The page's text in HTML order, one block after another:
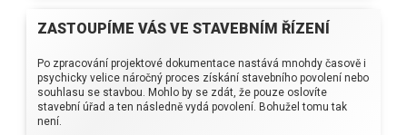
ZASTOUPÍME VÁS VE STAVEBNÍM ŘÍZENÍ
Po zpracování projektové dokumentace nastává mnohdy časově i
psychicky velice náročný proces získání stavebního povolení nebo
souhlasu se stavbou. Mohlo by se zdát, že pouze oslovíte
stavební úřad a ten následně vydá povolení. Bohužel tomu tak
není.